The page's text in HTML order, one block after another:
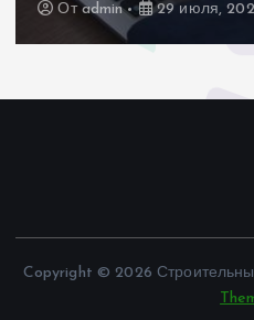
От admin 29 июля,
Copyright © 2026